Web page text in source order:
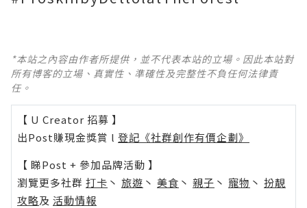
*本站之內容由作者所提供，並不代表本站的立場。因此本站對
所有博客的立場、真實性、準確性及完整性不負任何法律責
任。
【 U Creator 招募 】
出Post賺現金獎賞 l 登記《社群創作有價企劃》
【 睇Post + 參加品牌活動 】
瀏覽更多社群 打卡 丶 旅遊 丶 美食 丶 親子 丶 寵物 丶 扮靚
攻略及 活動情報